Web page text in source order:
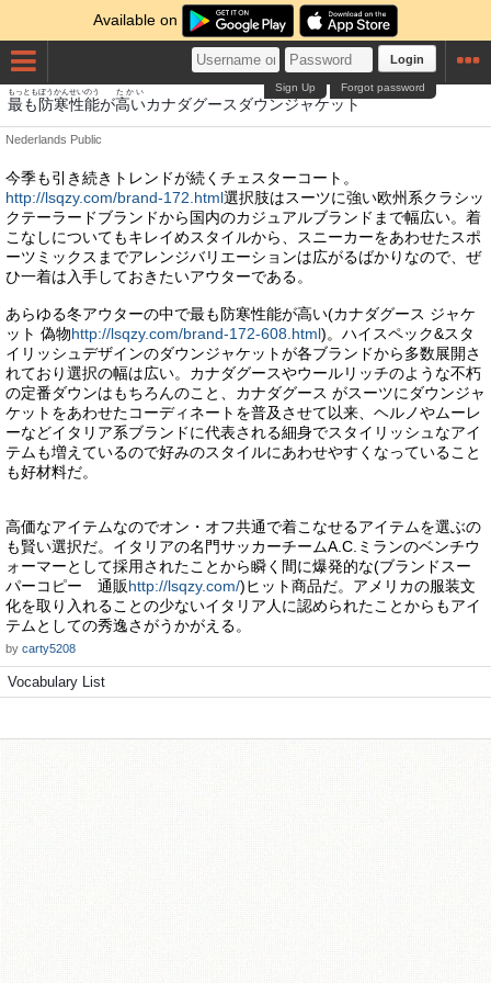
Available on
Login
Forgot password
Sign Up
最も
もっとも
防寒
ぼうかん
性能
せいのう
が高い
たかい
カナダグースダウンジャケット
Nederlands Public
今季も引き続きトレンドが続くチェスターコート。
http://lsqzy.com/brand-172.html選択肢はスーツに強い欧州系クラシッ
クテーラードブランドから国内のカジュアルブランドまで幅広い。着
こなしについてもキレイめスタイルから、スニーカーをあわせたスポ
ーツミックスまでアレンジバリエーションは広がるばかりなので、ぜ
ひ一着は入手しておきたいアウターである。
あらゆる冬アウターの中で最も防寒性能が高い(カナダグース ジャケ
ット 偽物http://lsqzy.com/brand-172-608.html)。ハイスペック&スタ
イリッシュデザインのダウンジャケットが各ブランドから多数展開さ
れており選択の幅は広い。カナダグースやウールリッチのような不朽
の定番ダウンはもちろんのこと、カナダグース がスーツにダウンジャ
ケットをあわせたコーディネートを普及させて以来、ヘルノやムーレ
ーなどイタリア系ブランドに代表される細身でスタイリッシュなアイ
テムも増えているので好みのスタイルにあわせやすくなっていること
も好材料だ。
高価なアイテムなのでオン・オフ共通で着こなせるアイテムを選ぶの
も賢い選択だ。イタリアの名門サッカーチームA.C.ミランのベンチウ
ォーマーとして採用されたことから瞬く間に爆発的な(ブランドスー
パーコピー 通販http://lsqzy.com/)ヒット商品だ。アメリカの服装文
化を取り入れることの少ないイタリア人に認められたことからもアイ
テムとしての秀逸さがうかがえる。
by carty5208
Vocabulary List